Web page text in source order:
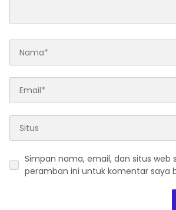
Simpan nama, email, dan situs web
peramban ini untuk komentar saya